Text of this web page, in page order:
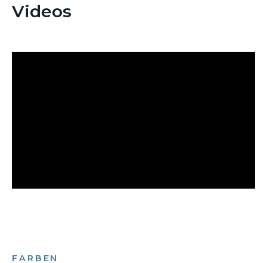
Videos
FARBEN